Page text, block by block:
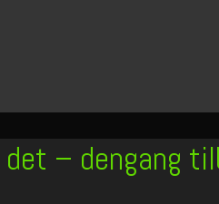
– dengang